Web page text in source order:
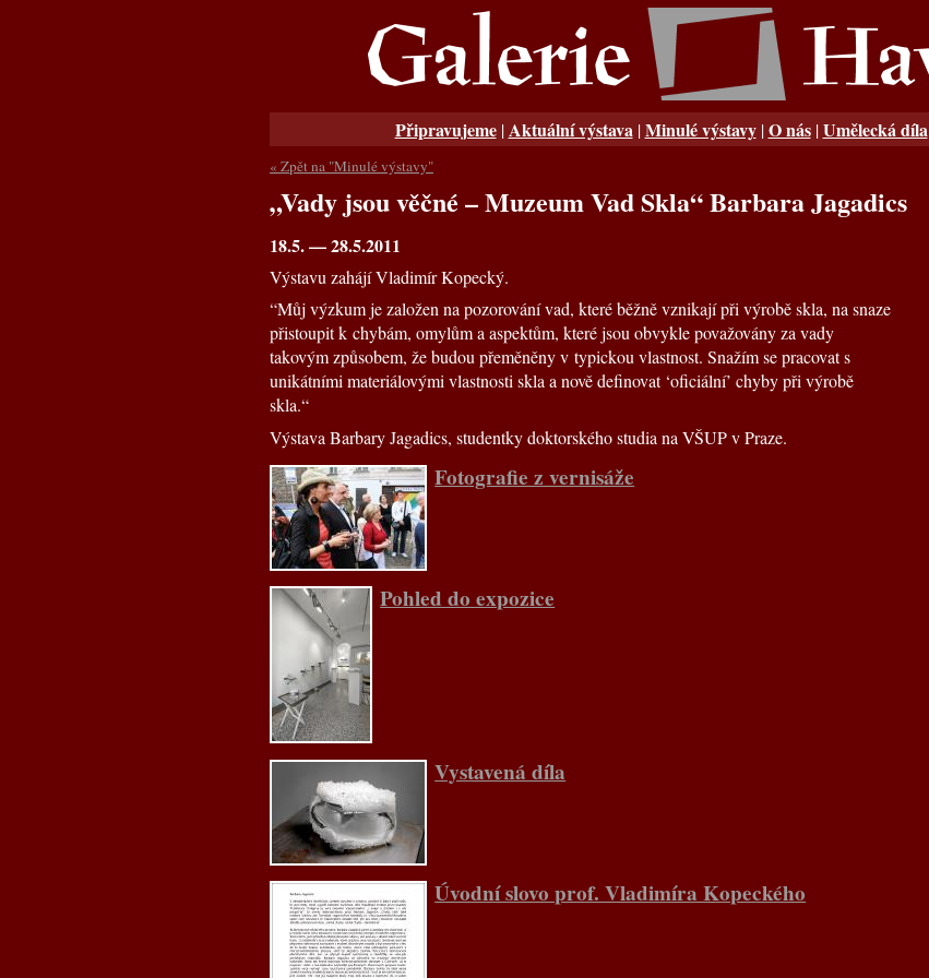
Připravujeme|Aktuální výstava |Minulé výstavy|O nás|Umělecká díla
« Zpět na "Minulé výstavy"
„Vady jsou věčné – Muzeum Vad Skla“ Barbara Jagadics
18.5. — 28.5.2011
Výstavu zahájí Vladimír Kopecký.
“Můj výzkum je založen na pozorování vad, které běžně vznikají při výrobě skla, na snaze
přistoupit k chybám, omylům a aspektům, které jsou obvykle považovány za vady
takovým způsobem, že budou přeměněny v typickou vlastnost. Snažím se pracovat s
unikátními materiálovými vlastnosti skla a nově definovat ‘oficiální’ chyby při výrobě
skla.“
Výstava Barbary Jagadics, studentky doktorského studia na VŠUP v Praze.
Fotografie z vernisáže
Pohled do expozice
Vystavená díla
Úvodní slovo prof. Vladimíra Kopeckého